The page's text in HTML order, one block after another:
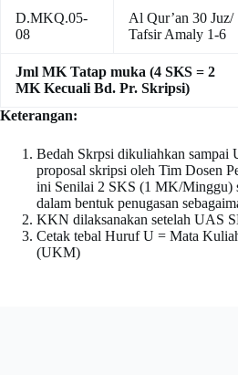
D.MKQ.05-
08
Al Qur’an 30 Juz/
Tafsir Amaly 1-6
Jml MK Tatap muka (4 SKS = 2
MK Kecuali Bd. Pr. Skripsi)
Keterangan:
Bedah Skrpsi dikuliahkan sampai
proposal skripsi oleh Tim Dosen
ini Senilai 2 SKS (1 MK/Minggu)
dalam bentuk penugasan
KKN dilaksanakan setelah UAS
Cetak tebal Huruf U = Mata
(UKM)